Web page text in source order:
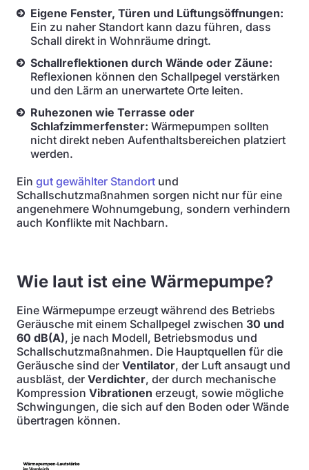
Eigene Fenster, Türen und Lüftungsöffnungen:
Ein zu naher Standort kann dazu führen, dass
Schall direkt in Wohnräume dringt.
Schallreflektionen durch Wände oder Zäune:
Reflexionen können den Schallpegel verstärken
und den Lärm an unerwartete Orte leiten.
Ruhezonen wie Terrasse oder
Schlafzimmerfenster: Wärmepumpen sollten
nicht direkt neben Aufenthaltsbereichen platziert
werden.
Ein gut gewählter Standort und
Schallschutzmaßnahmen sorgen nicht nur für eine
angenehmere Wohnumgebung, sondern verhindern
auch Konflikte mit Nachbarn.
Wie laut ist eine Wärmepumpe?
Eine Wärmepumpe erzeugt während des Betriebs
Geräusche mit einem Schallpegel zwischen 30 und
60 dB(A), je nach Modell, Betriebsmodus und
Schallschutzmaßnahmen. Die Hauptquellen für die
Geräusche sind der Ventilator, der Luft ansaugt und
ausbläst, der Verdichter, der durch mechanische
Kompression Vibrationen erzeugt, sowie mögliche
Schwingungen, die sich auf den Boden oder Wände
übertragen können.